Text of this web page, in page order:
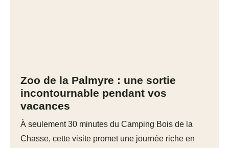
Zoo de la Palmyre : une sortie
incontournable pendant vos
vacances
À seulement 30 minutes du Camping Bois de la
Chasse, cette visite promet une journée riche en